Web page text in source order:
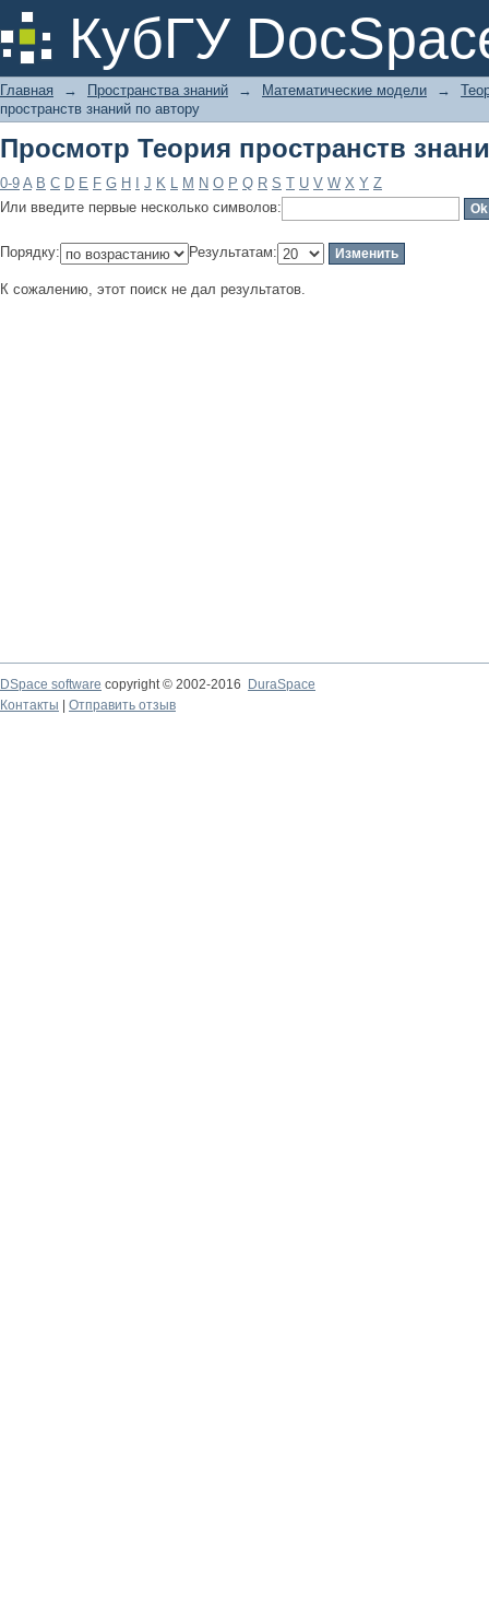
КубГУ
Просмотр Теория пространств
Главная → Пространства знаний → Математические модели →
пространств знаний по автору
Просмотр Теория пространств
0-9 A B C D E F G H J K L M N O P Q R S T U V W X Y Z
Или введите первые несколько символов:
Порядку: Результатам:
К сожалению, этот поиск не дал результатов.
DSpace software copyright © 2002-2016
DuraSpace
Контакты
Отправить отзыв